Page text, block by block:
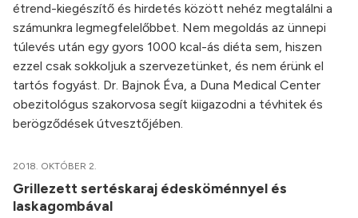
étrend-kiegészítő és hirdetés között nehéz megtalálni a
számunkra legmegfelelőbbet. Nem megoldás az ünnepi
túlevés után egy gyors 1000 kcal-ás diéta sem, hiszen
ezzel csak sokkoljuk a szervezetünket, és nem érünk el
tartós fogyást. Dr. Bajnok Éva, a Duna Medical Center
obezitológus szakorvosa segít kiigazodni a tévhitek és
berögződések útvesztőjében.
2018. OKTÓBER 2.
Grillezett sertéskaraj édesköménnyel és
laskagombával